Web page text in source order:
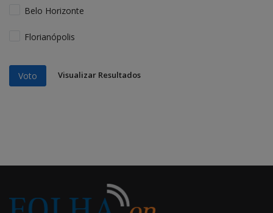
Belo Horizonte
Florianópolis
Voto Visualizar Resultados